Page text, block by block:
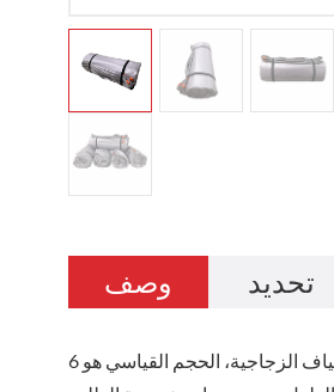
وصف تحديد
هذا ارتفاع درجة حرارة السيارة بطانية حريق السيارة مصنوع من نسيج السيليكون الألياف الزجاجية، الحجم القياسي هو 6M العرض حسب 9 م